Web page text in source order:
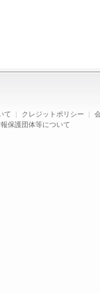
て | クレジットポリシー |
保護団体等について